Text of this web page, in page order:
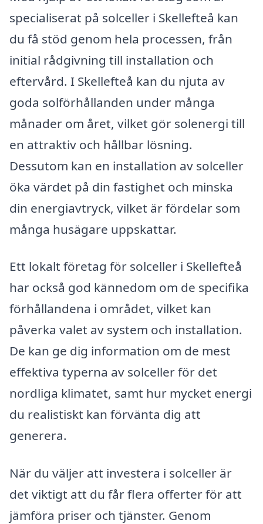
specialiserat på solceller i Skellefteå kan
du få stöd genom hela processen, från
initial rådgivning till installation och
eftervård. I Skellefteå kan du njuta av
goda solförhållanden under många
månader om året, vilket gör solenergi till
en attraktiv och hållbar lösning.
Dessutom kan en installation av solceller
öka värdet på din fastighet och minska
din energiavtryck, vilket är fördelar som
många husägare uppskattar.
Ett lokalt företag för solceller i Skellefteå
har också god kännedom om de specifika
förhållandena i området, vilket kan
påverka valet av system och installation.
De kan ge dig information om de mest
effektiva typerna av solceller för det
nordliga klimatet, samt hur mycket energi
du realistiskt kan förvänta dig att
generera.
När du väljer att investera i solceller är
det viktigt att du får flera offerter för att
jämföra priser och tjänster. Genom